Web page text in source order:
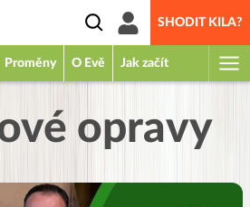
SHODIT KILA?
Proměny O Evě Jak začít
opravy